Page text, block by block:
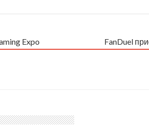
Expo FanDuel